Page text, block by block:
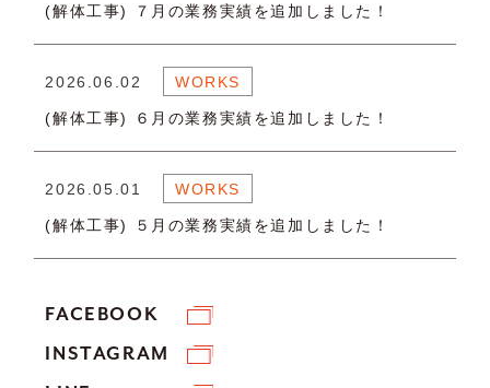
(解体工事) ７月の業務実績を追加しました！
2026.06.02 WORKS
(解体工事) ６月の業務実績を追加しました！
2026.05.01 WORKS
(解体工事) ５月の業務実績を追加しました！
FACEBOOK
INSTAGRAM